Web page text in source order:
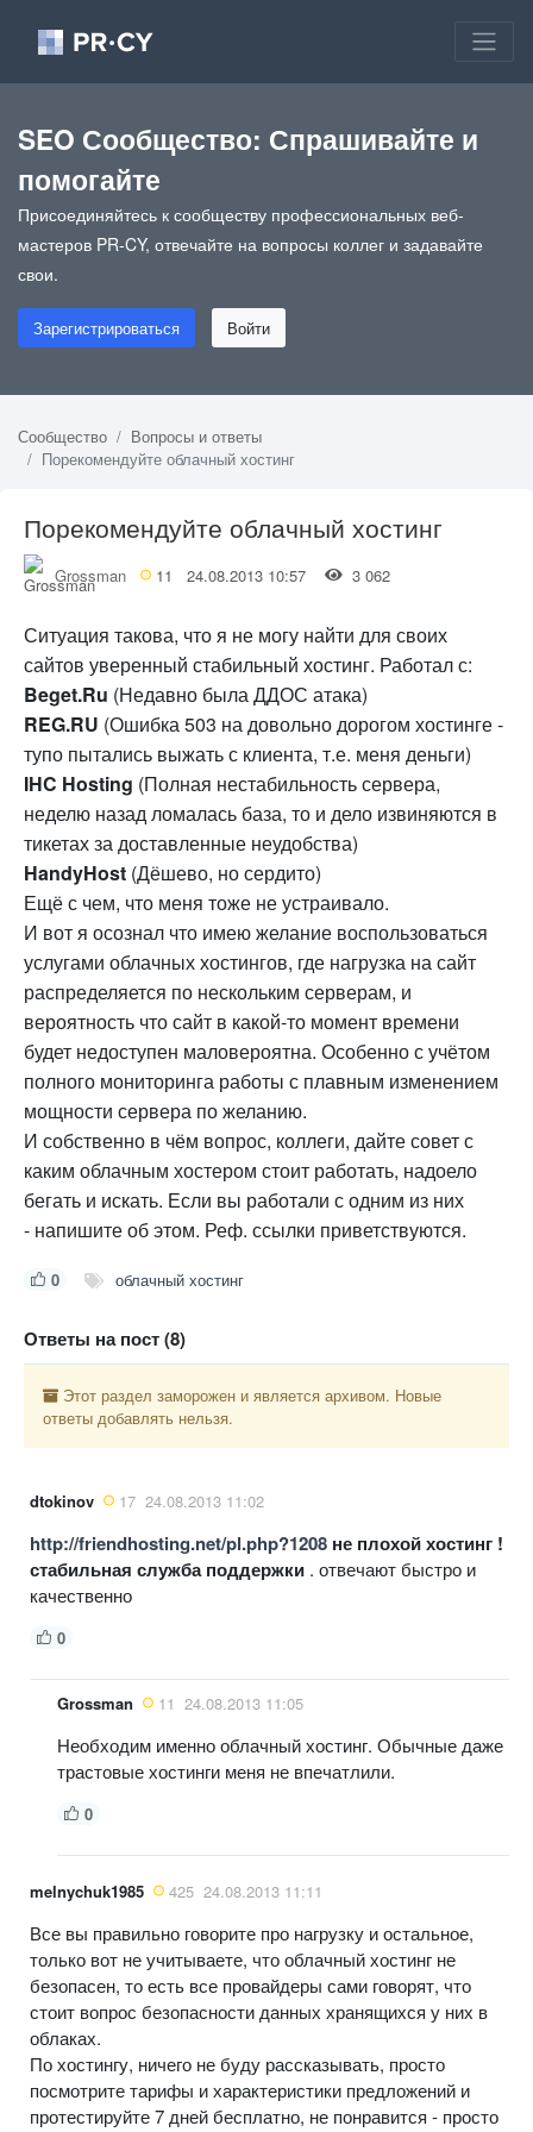
SEO Сообщество: Спрашивайте и
помогайте
Присоединяйтесь к сообществу профессиональных веб-
мастеров PR-CY, отвечайте на вопросы коллег и задавайте
свои.
Зарегистрироваться Войти
Сообщество
Вопросы и ответы
Порекомендуйте облачный хостинг
Порекомендуйте облачный хостинг
Grossman 11 24.08.2013 10:57 3 062
Ситуация такова, что я не могу найти для своих
сайтов уверенный стабильный хостинг. Работал с:
Beget.Ru (Недавно была ДДОС атака)
REG.RU (Ошибка 503 на довольно дорогом хостинге -
тупо пытались выжать с клиента, т.е. меня деньги)
IHC Hosting (Полная нестабильность сервера,
неделю назад ломалась база, то и дело извиняются в
тикетах за доставленные неудобства)
HandyHost (Дёшево, но сердито)
Ещё с чем, что меня тоже не устраивало.
И вот я осознал что имею желание воспользоваться
услугами облачных хостингов, где нагрузка на сайт
распределяется по нескольким серверам, и
вероятность что сайт в какой-то момент времени
будет недоступен маловероятна. Особенно с учётом
полного мониторинга работы с плавным изменением
мощности сервера по желанию.
И собственно в чём вопрос, коллеги, дайте совет с
каким облачным хостером стоит работать, надоело
бегать и искать. Если вы работали с одним из них
- напишите об этом. Реф. ссылки приветствуются.
0 облачный хостинг
Ответы на пост (8)
Этот раздел заморожен и является архивом. Новые
ответы добавлять нельзя.
dtokinov 17 24.08.2013 11:02
http://friendhosting.net/pl.php?1208 не плохой хостинг !
стабильная служба поддержки . отвечают быстро и
качественно
0
Grossman 11 24.08.2013 11:05
Необходим именно облачный хостинг. Обычные даже
трастовые хостинги меня не впечатлили.
0
melnychuk1985 425 24.08.2013 11:11
Все вы правильно говорите про нагрузку и остальное,
только вот не учитываете, что облачный хостинг не
безопасен, то есть все провайдеры сами говорят, что
стоит вопрос безопасности данных хранящихся у них в
облаках.
По хостингу, ничего не буду рассказывать, просто
посмотрите тарифы и характеристики предложений и
протестируйте 7 дней бесплатно, не понравится - просто